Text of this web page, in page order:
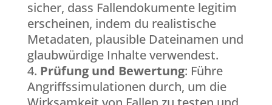
sicher, dass Fallendokumente legitim
erscheinen, indem du realistische
Metadaten, plausible Dateinamen und
glaubwürdige Inhalte verwendest.
Prüfung und Bewertung: Führe
Angriffssimulationen durch, um die